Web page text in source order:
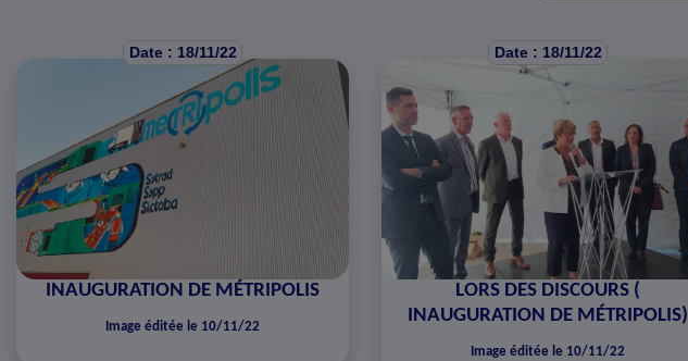
Date : 18/11/22
INAUGURATION DE MÉTRIPOLIS
Image éditée le 10/11/22
Date : 18/11/22
LORS DES DISCOURS (
INAUGURATION DE MÉTRIPOLIS)
Image éditée le 10/11/22